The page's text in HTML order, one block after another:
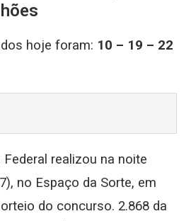
hoje foram: 10 – 19 – 22
realizou na noite
no Espaço da Sorte, em
do concurso. 2.868 da